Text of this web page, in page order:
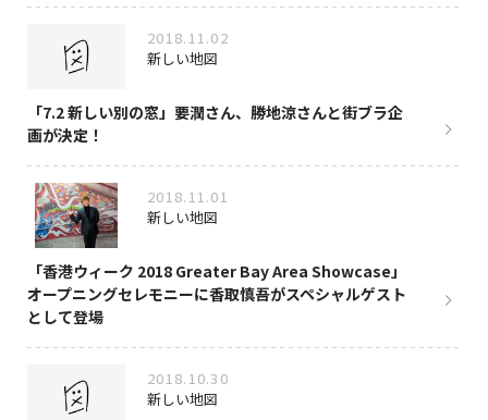
2018.11.02
新しい地図
「7.2 新しい別の窓」要潤さん、勝地涼さんと街ブラ企
画が決定！
2018.11.01
新しい地図
「香港ウィーク 2018 Greater Bay Area Showcase」
オープニングセレモニーに香取慎吾がスペシャルゲスト
として登場
2018.10.30
新しい地図